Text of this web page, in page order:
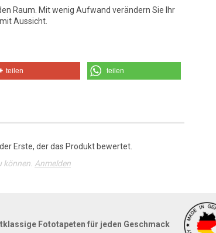
Raum. Mit wenig Aufwand verändern Sie Ihr
Aussicht.
teilen teilen
Erste, der das Produkt bewertet.
können. Anmelden
Fototapeten für jeden Geschmack